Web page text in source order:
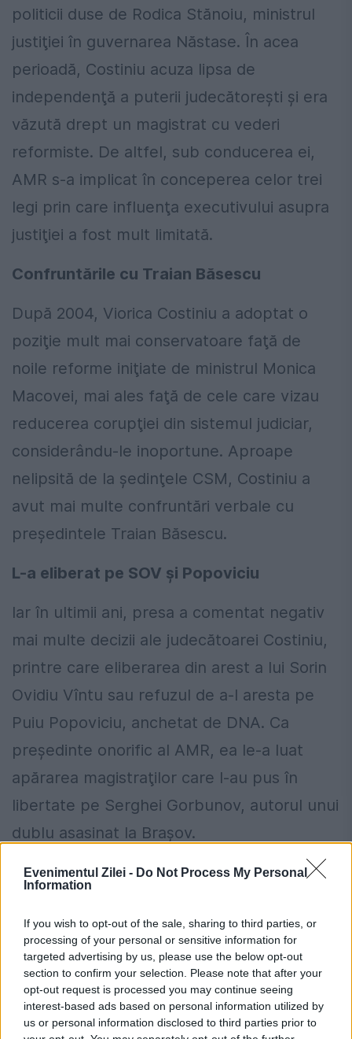
Evenimentul Zilei - Do Not Process My Personal
Information
If you wish to opt-out of the sale, sharing to third parties, or
processing of your personal or sensitive information for
targeted advertising by us, please use the below opt-out
section to confirm your selection. Please note that after your
opt-out request is processed you may continue seeing
interest-based ads based on personal information utilized by
us or personal information disclosed to third parties prior to
politicii duse de Rodica Stănoiu, ministrul
justiţiei în guvernarea Năstase. În acea
perioadă, Costiniu acuza lipsa de
independenţă a puterii judecătoreşti şi era
văzută drept un magistrat cu vederi
reformiste. De altfel, sub conducerea ei,
AMR s-a implicat în conceperea celor trei
legi prin care influenţa executivului asupra
justiţiei a fost mult limitată.
Confruntările cu Traian Băsescu
După 2004, Viorica Costiniu a adoptat o
poziţie mult mai conservatoare faţă de
noile reforme iniţiate de ministrul Monica
Macovei, mai ales faţă de cele care vizau
reducerea corupţiei din sistemul judiciar,
considerându-le inoportune. Aproape
nelipsită de la şedinţele CSM, Costiniu a
avut mai multe confruntări verbale cu
preşedintele Traian Băsescu.
L-a eliberat pe SOV și Popoviciu
Iar în ultimii ani, presa a comentat negativ
mai multe decizii ale judecătoarei Costiniu,
printre care eliberarea din arest a lui Sorin
Ovidiu Vîntu sau refuzul de a-l aresta pe
Puiu Popoviciu, anchetat de DNA. Ca
preşedinte onorific al AMR, ea le-a luat
apărarea magistraţilor care l-au pus în
libertate pe Serghei Gorbunov, autorul unui
dublu asasinat la Braşov.
Reclamația DNA
Viorica Costiniu la CSM pentru "rea-voinţă",
întrucât a insistat şase luni să primească
dosarul "Poşta", înainte ca ancheta să fie
finalizată, sub pretextul că trebuie să